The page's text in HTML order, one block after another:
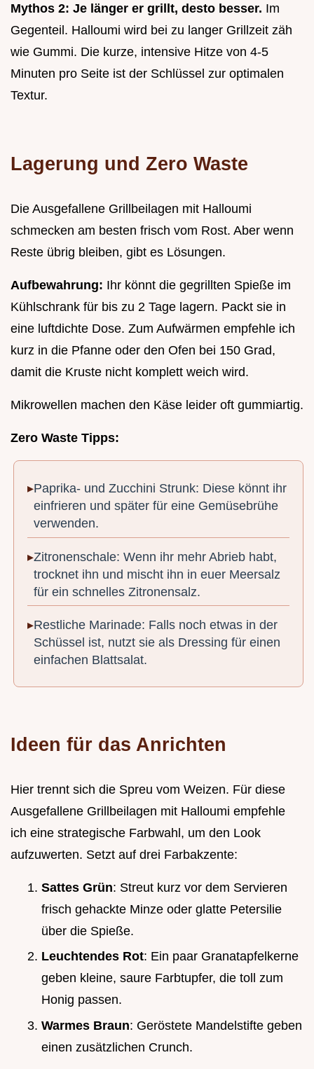
Mythos 2: Je länger er grillt, desto besser. Im
Gegenteil. Halloumi wird bei zu langer Grillzeit zäh
wie Gummi. Die kurze, intensive Hitze von 4-5
Minuten pro Seite ist der Schlüssel zur optimalen
Textur.
Lagerung und Zero Waste
Die Ausgefallene Grillbeilagen mit Halloumi
schmecken am besten frisch vom Rost. Aber wenn
Reste übrig bleiben, gibt es Lösungen.
Aufbewahrung: Ihr könnt die gegrillten Spieße im
Kühlschrank für bis zu 2 Tage lagern. Packt sie in
eine luftdichte Dose. Zum Aufwärmen empfehle ich
kurz in die Pfanne oder den Ofen bei 150 Grad,
damit die Kruste nicht komplett weich wird.
Mikrowellen machen den Käse leider oft gummiartig.
Zero Waste Tipps:
Paprika- und Zucchini Strunk: Diese könnt ihr
einfrieren und später für eine Gemüsebrühe
verwenden.
Zitronenschale: Wenn ihr mehr Abrieb habt,
trocknet ihn und mischt ihn in euer Meersalz
für ein schnelles Zitronensalz.
Restliche Marinade: Falls noch etwas in der
Schüssel ist, nutzt sie als Dressing für einen
einfachen Blattsalat.
Ideen für das Anrichten
Hier trennt sich die Spreu vom Weizen. Für diese
Ausgefallene Grillbeilagen mit Halloumi empfehle
ich eine strategische Farbwahl, um den Look
aufzuwerten. Setzt auf drei Farbakzente:
Sattes Grün: Streut kurz vor dem Servieren
frisch gehackte Minze oder glatte Petersilie
über die Spieße.
Leuchtendes Rot: Ein paar Granatapfelkerne
geben kleine, saure Farbtupfer, die toll zum
Honig passen.
Warmes Braun: Geröstete Mandelstifte geben
einen zusätzlichen Crunch.